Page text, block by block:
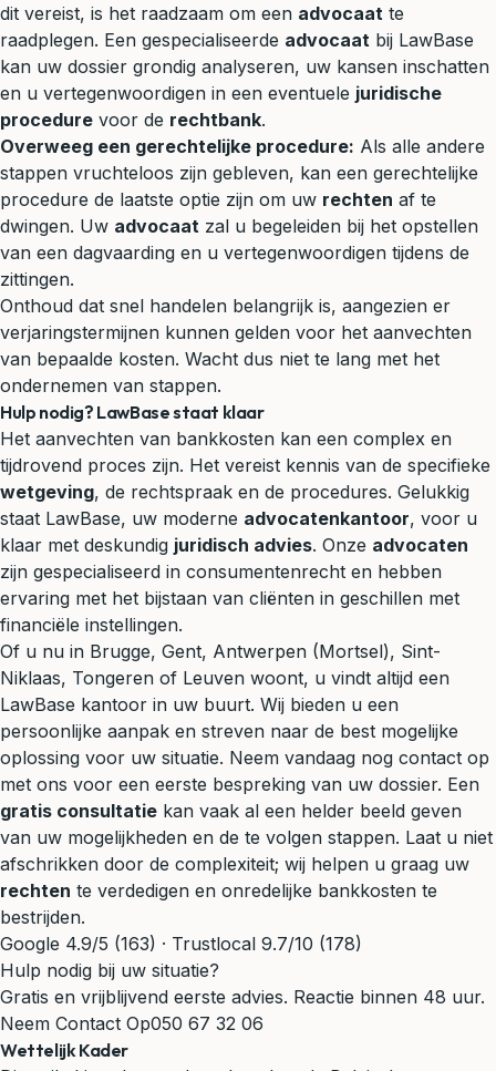
dit vereist, is het raadzaam om een advocaat te
raadplegen. Een gespecialiseerde advocaat bij LawBase
kan uw dossier grondig analyseren, uw kansen inschatten
en u vertegenwoordigen in een eventuele juridische
procedure voor de rechtbank.
Overweeg een gerechtelijke procedure: Als alle andere
stappen vruchteloos zijn gebleven, kan een gerechtelijke
procedure de laatste optie zijn om uw rechten af te
dwingen. Uw advocaat zal u begeleiden bij het opstellen
van een dagvaarding en u vertegenwoordigen tijdens de
zittingen.
Onthoud dat snel handelen belangrijk is, aangezien er
verjaringstermijnen kunnen gelden voor het aanvechten
van bepaalde kosten. Wacht dus niet te lang met het
ondernemen van stappen.
Hulp nodig? LawBase staat klaar
Het aanvechten van bankkosten kan een complex en
tijdrovend proces zijn. Het vereist kennis van de specifieke
wetgeving, de rechtspraak en de procedures. Gelukkig
staat LawBase, uw moderne advocatenkantoor, voor u
klaar met deskundig juridisch advies. Onze advocaten
zijn gespecialiseerd in consumentenrecht en hebben
ervaring met het bijstaan van cliënten in geschillen met
financiële instellingen.
Of u nu in Brugge, Gent, Antwerpen (Mortsel), Sint-
Niklaas, Tongeren of Leuven woont, u vindt altijd een
LawBase kantoor in uw buurt. Wij bieden u een
persoonlijke aanpak en streven naar de best mogelijke
oplossing voor uw situatie. Neem vandaag nog contact op
met ons voor een eerste bespreking van uw dossier. Een
gratis consultatie kan vaak al een helder beeld geven
van uw mogelijkheden en de te volgen stappen. Laat u niet
afschrikken door de complexiteit; wij helpen u graag uw
rechten te verdedigen en onredelijke bankkosten te
bestrijden.
Google 4.9/5 (163) · Trustlocal 9.7/10 (178)
Hulp nodig bij uw situatie?
Gratis en vrijblijvend eerste advies. Reactie binnen 48 uur.
Neem Contact Op050 67 32 06
Wettelijk Kader